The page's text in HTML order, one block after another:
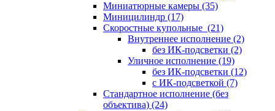
Миниатюрные камеры (35)
Миницилиндр (17)
Скоростные купольные (21)
Внутреннее исполнение (2)
без ИК-подсветки (2)
Уличное исполнение (19)
без ИК-подсветки (12)
с ИК-подсветкой (7)
Стандартное исполнение (без
объектива) (24)